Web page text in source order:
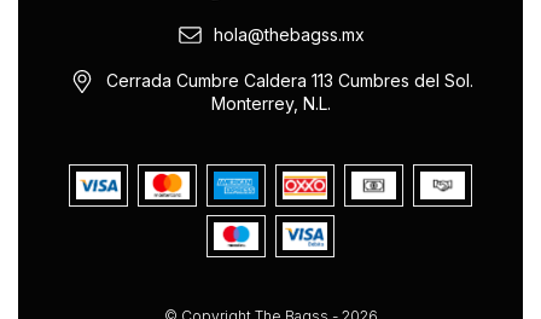
hola@thebagss.mx
Cerrada Cumbre Caldera 113 Cumbres del Sol.
Monterrey, N.L.